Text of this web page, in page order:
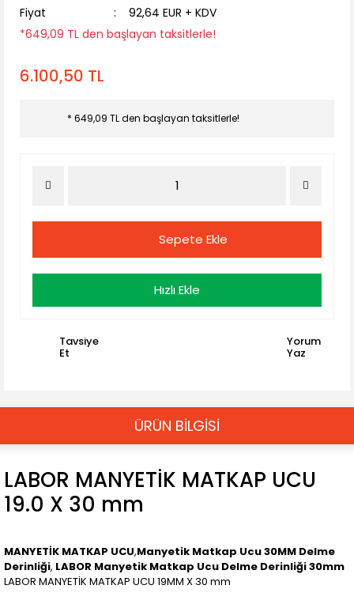
Fiyat
92,64 EUR + KDV
*649,09 TL den başlayan taksitlerle!
6.100,50 TL
* 649,09 TL den başlayan taksitlerle!
Sepete Ekle
Hızlı Ekle
Tavsiye
Et
Yorum
Yaz
ÜRÜN BİLGİSİ
LABOR MANYETİK MATKAP UCU
19.0 X 30 mm
MANYETİK MATKAP UCU,Manyetik Matkap Ucu 30MM Delme
Derinliği, LABOR Manyetik Matkap Ucu Delme Derinliği 30mm
LABOR MANYETİK MATKAP UCU 19MM X 30 mm